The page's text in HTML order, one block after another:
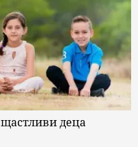
деца